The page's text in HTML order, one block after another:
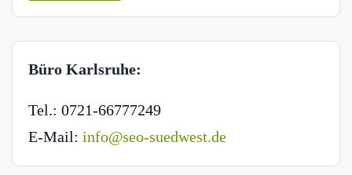
Büro Karlsruhe:
Tel.: 0721-66777249
E-Mail: info@seo-suedwest.de